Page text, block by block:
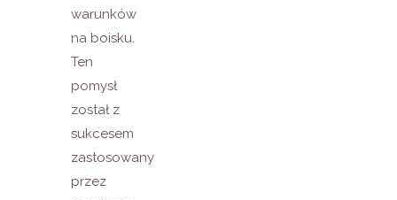
warunków
na boisku.
Ten
pomysł
został z
sukcesem
zastosowany
przez